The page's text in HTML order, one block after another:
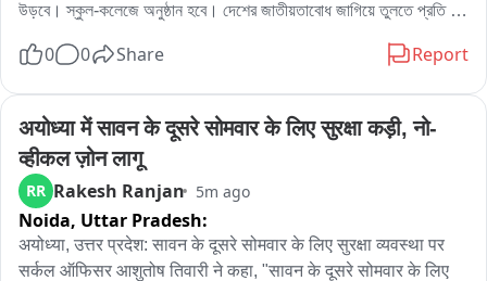
উড়বে। স্কুল-কলেজে অনুষ্ঠান হবে। দেশের জাতীয়তাবোধ জাগিয়ে তুলতে প্রতি
জাতীয় পতাকা নিয়ে একটি শোভাযাত্রা হয়, জেলাশাসকের দপ্তর দিয়ে শেষ হয়।
বলেন, প্রতিটি মানুষকে জাতীয়তাবোধে উদ্ধুদ্ধ করতেই এই উদ্যোগ।
0 0 Share Report
अयोध्या में सावन के दूसरे सोमवार के लिए सुरक्षा कड़ी, नो-
व्हीकल ज़ोन लागू
RR Rakesh Ranjan 5m ago
Noida, Uttar Pradesh:
अयोध्या, उत्तर प्रदेश: सावन के दूसरे सोमवार के लिए सुरक्षा व्यवस्था पर
सर्कल ऑफिसर आशुतोष तिवारी ने कहा, "सावन के दूसरे सोमवार के लिए